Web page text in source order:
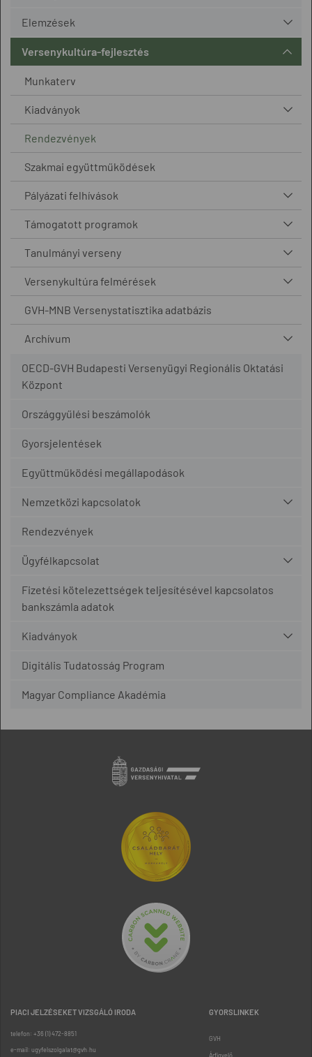
Elemzések
Versenykultúra-fejlesztés
Munkaterv
Kiadványok
Rendezvények
Szakmai együttműködések
Pályázati felhívások
Támogatott programok
Tanulmányi verseny
Versenykultúra felmérések
GVH-MNB Versenystatisztika adatbázis
Archívum
OECD-GVH Budapesti Versenyügyi Regionális Oktatási
Központ
Országgyűlési beszámolók
Gyorsjelentések
Együttműködési megállapodások
Nemzetközi kapcsolatok
Rendezvények
Ügyfélkapcsolat
Fizetési kötelezettségek teljesítésével kapcsolatos
bankszámla adatok
Kiadványok
Digitális Tudatosság Program
Magyar Compliance Akadémia
PIACI JELZÉSEKET VIZSGÁLÓ IRODA
telefon: +36 (1) 472-8851
e-mail: ugyfelszolgalat@gvh.hu
GYORSLINKEK
GVH